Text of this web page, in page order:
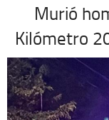
Murió
Kilómetro